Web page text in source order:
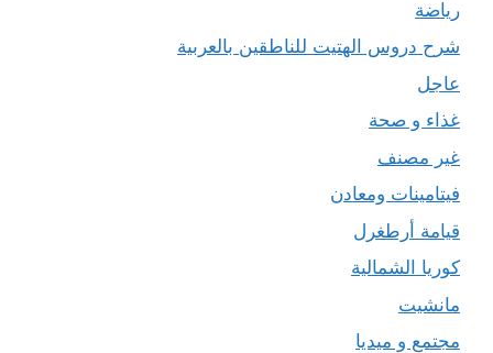
رياضة
شرح دروس الهتيت للناطقين بالعربية
عاجل
غذاء و صحة
غير مصنف
فيتامينات ومعادن
قيامة أرطغرل
كوريا الشمالية
مانشيت
مجتمع و ميديا